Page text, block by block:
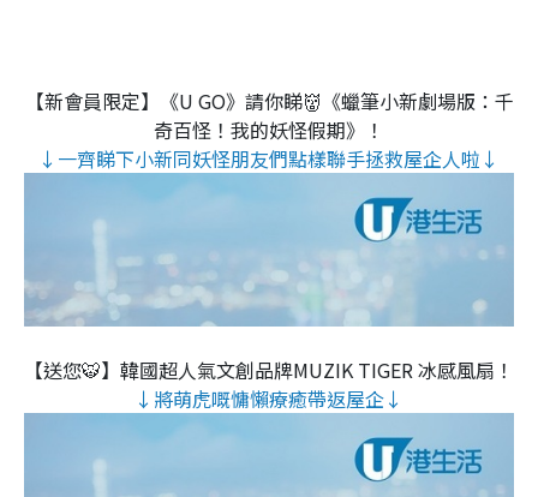
【新會員限定】《U GO》請你睇👹《蠟筆小新劇場版：千
奇百怪！我的妖怪假期》！
↓一齊睇下小新同妖怪朋友們點樣聯手拯救屋企人啦↓
【送您🐯】韓國超人氣文創品牌MUZIK TIGER 冰感風扇！
↓將萌虎嘅慵懶療癒帶返屋企↓